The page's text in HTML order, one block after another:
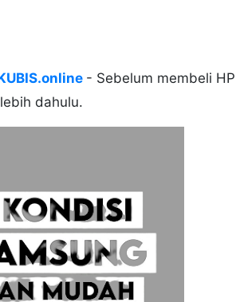
- Sebelum membeli HP
dahulu.